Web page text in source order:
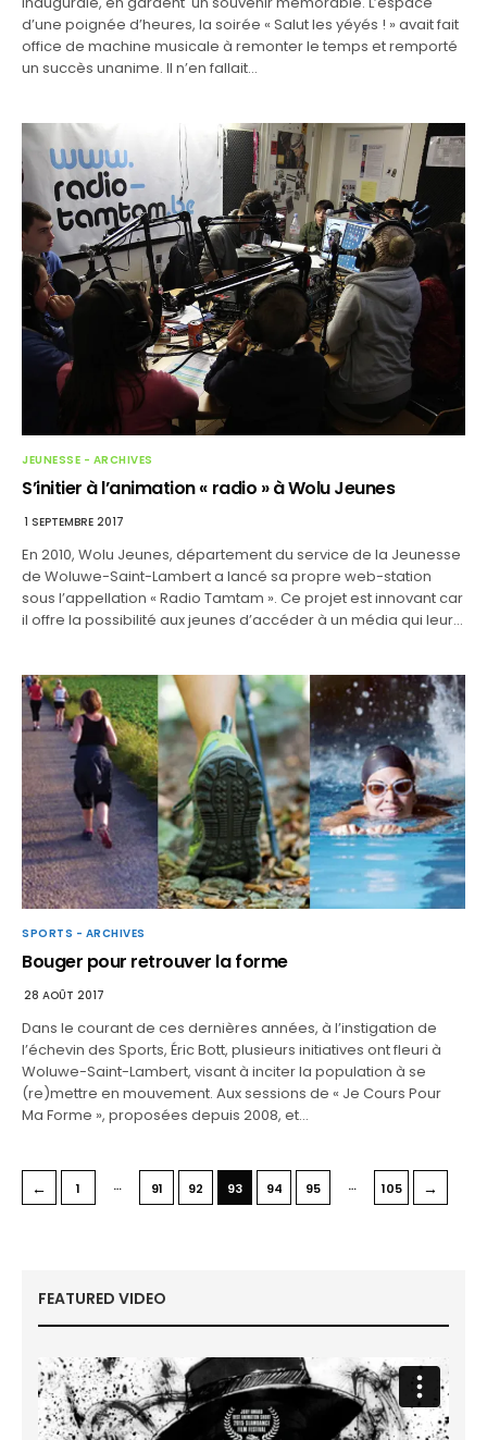
d’une poignée d’heures, la soirée « Salut les yéyés ! » avait fait
office de machine musicale à remonter le temps et remporté
un succès unanime. Il n’en fallait…
JEUNESSE - ARCHIVES
S’initier à l’animation « radio » à Wolu Jeunes
1 SEPTEMBRE 2017
En 2010, Wolu Jeunes, département du service de la Jeunesse
de Woluwe-Saint-Lambert a lancé sa propre web-station
sous l’appellation « Radio Tamtam ». Ce projet est innovant car
il offre la possibilité aux jeunes d’accéder à un média qui leur…
SPORTS - ARCHIVES
Bouger pour retrouver la forme
28 AOÛT 2017
Dans le courant de ces dernières années, à l’instigation de
l’échevin des Sports, Éric Bott, plusieurs initiatives ont fleuri à
Woluwe-Saint-Lambert, visant à inciter la population à se
(re)mettre en mouvement. Aux sessions de « Je Cours Pour
Ma Forme », proposées depuis 2008, et…
← 1 … 91 92 93 94 95 … 105 →
FEATURED VIDEO